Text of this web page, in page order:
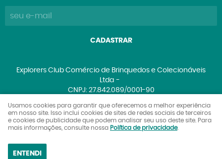
CADASTRAR
Explorers Club Comércio de Brinquedos e Colecionáveis
Ltda
CNPJ: 27.842.089/0001-90
LOJA VIRTUAL CRIADA POR
Usamos cookies para garantir que oferecemos a melhor experiência
em nosso site. Isso inclui cookies de sites de redes sociais de terceiros
e cookies de publicidade que podem analisar seu uso deste site. Para
mais informações, consulte nossa Política de privacidade.
ENTENDI